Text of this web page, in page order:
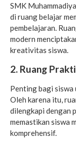
SMK
di ruang belajar
pembelajaran.
modern
kreativitas siswa.
2. Ruang
Penting bagi siswa
Oleh karena itu,
dilengkapi dengan
memastikan siswa
komprehensif.